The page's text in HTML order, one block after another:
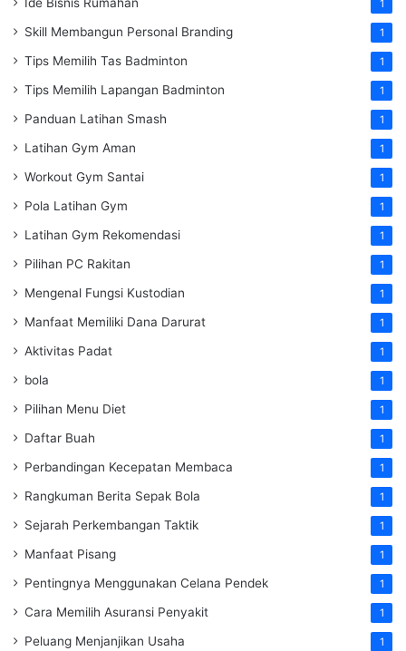
1
Skill Membangun Personal Branding 1
Tips Memilih Tas Badminton 1
Tips Memilih Lapangan Badminton 1
Panduan Latihan Smash 1
Latihan Gym Aman 1
Workout Gym Santai 1
Pola Latihan Gym 1
Latihan Gym Rekomendasi 1
Pilihan PC Rakitan 1
Mengenal Fungsi Kustodian 1
Manfaat Memiliki Dana Darurat 1
Aktivitas Padat 1
bola 1
Pilihan Menu Diet 1
Daftar Buah 1
Perbandingan Kecepatan Membaca 1
Rangkuman Berita Sepak Bola 1
Sejarah Perkembangan Taktik 1
Manfaat Pisang 1
Pentingnya Menggunakan Celana Pendek 1
Cara Memilih Asuransi Penyakit 1
Peluang Menjanjikan Usaha 1